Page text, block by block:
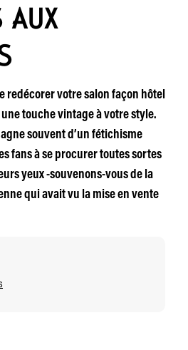
AUX
redécorer votre salon façon hôtel
touche vintage à votre style.
souvent d’un fétichisme
fans à se procurer toutes sortes
yeux -souvenons-vous de la
qui avait vu la mise en vente